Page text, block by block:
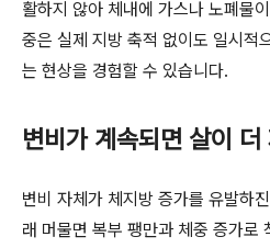
활하지 않아 체내에 가스나 노폐물
중은 실제 지방 축적 없이도 일시적
는 현상을 경험할 수 있습니다.
변비가 계속되면 살이 더
변비 자체가 체지방 증가를 유발하
래 머물면 복부 팽만과 체중 증가로